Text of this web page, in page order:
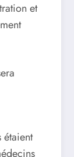
et
étaient